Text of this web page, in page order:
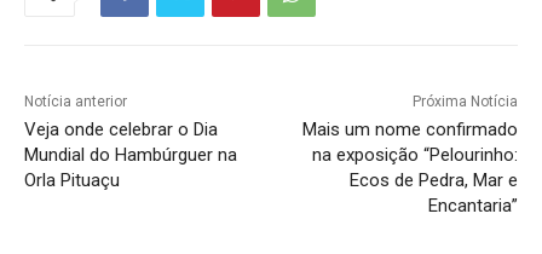
Notícia anterior
Veja onde celebrar o Dia
Mundial do Hambúrguer na
Orla Pituaçu
Próxima Notícia
Mais um nome confirmado
na exposição “Pelourinho:
Ecos de Pedra, Mar e
Encantaria”